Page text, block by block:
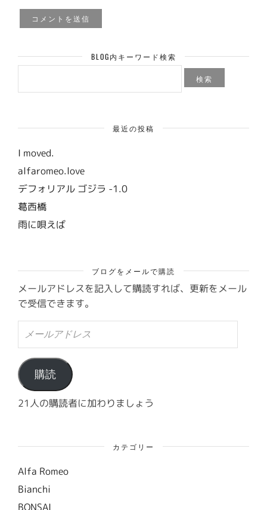
BLOG内キーワード検索
検
最近の投稿
I moved.
alfaromeo.love
デフォリアル ゴジラ -1.0
葛西橋
雨に唄えば
ブログをメールで購読
メールアドレスを記入して購読すれば、更新をメール
で受信できます。
ル
ア
ド
レ
ス
購読
21人の購読者に加わりましょう
カテゴリー
Alfa Romeo
Bianchi
BONSAI